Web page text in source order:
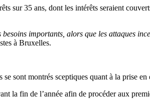
sur 35 ans, dont les intérêts seraient
importants, alors que les attaques
à Bruxelles.
sont montrés sceptiques quant à la prise
la fin de l’année afin de procéder aux